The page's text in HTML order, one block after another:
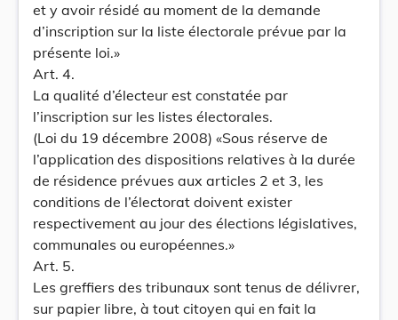
et y avoir résidé au moment de la demande
d’inscription sur la liste électorale prévue par la
présente loi.»
Art. 4.
La qualité d’électeur est constatée par
l’inscription sur les listes électorales.
(Loi du 19 décembre 2008) «Sous réserve de
l’application des dispositions relatives à la durée
de résidence prévues aux articles 2 et 3, les
conditions de l’électorat doivent exister
respectivement au jour des élections législatives,
communales ou européennes.»
Art. 5.
Les greffiers des tribunaux sont tenus de délivrer,
sur papier libre, à tout citoyen qui en fait la